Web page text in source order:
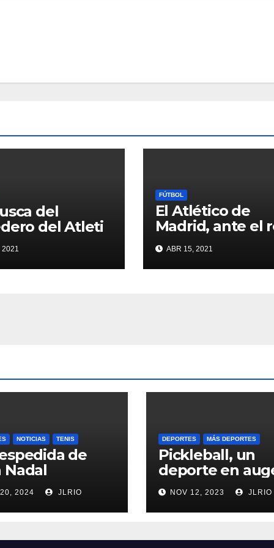
del
del Atleti
2021
FÚTBOL
El Atlético de
Madrid, ante el
de conquistar la
ABR 15, 2021
NOTICIAS TENIS
de
Nadal
2024 JLRIO
DEPORTES MÁS DEPORTES
Pickleball, un
deporte en
NOV 12, 2023 JLRIO